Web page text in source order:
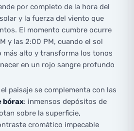
por completo de la hora del
y la fuerza del viento que
El momento cumbre ocurre
y las 2:00 PM, cuando el sol
más alto y transforma los tonos
en un rojo sangre profundo
paisaje se complementa con las
bórax: inmensos depósitos de
sobre la superficie,
cromático impecable